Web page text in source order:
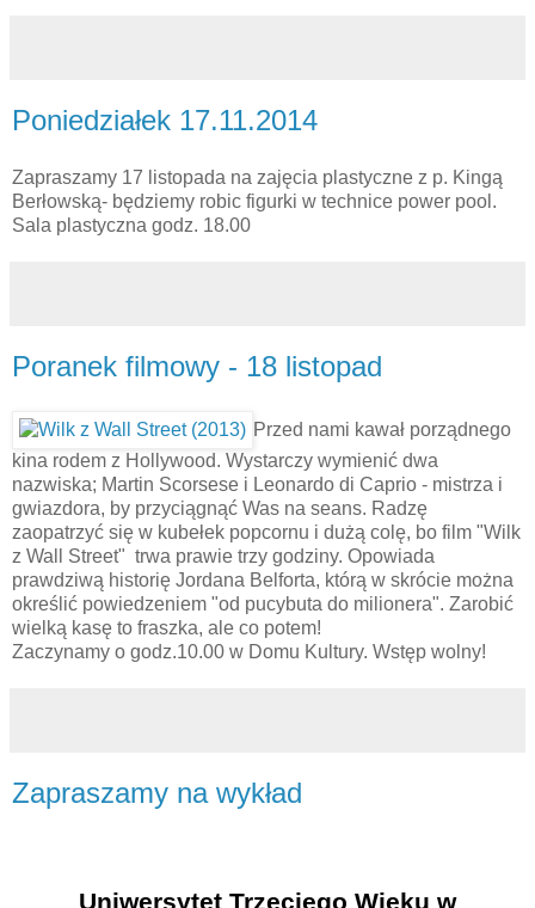
Poniedziałek 17.11.2014
Zapraszamy 17 listopada na zajęcia plastyczne z p. Kingą
Berłowską- będziemy robic figurki w technice power pool.
Sala plastyczna godz. 18.00
Poranek filmowy - 18 listopad
Przed nami kawał porządnego
kina rodem z Hollywood. Wystarczy wymienić dwa
nazwiska; Martin Scorsese i Leonardo di Caprio - mistrza i
gwiazdora, by przyciągnąć Was na seans. Radzę
zaopatrzyć się w kubełek popcornu i dużą colę, bo film "Wilk
z Wall Street" trwa prawie trzy godziny. Opowiada
prawdziwą historię Jordana Belforta, którą w skrócie można
określić powiedzeniem "od pucybuta do milionera". Zarobić
wielką kasę to fraszka, ale co potem!
Zaczynamy o godz.10.00 w Domu Kultury. Wstęp wolny!
Zapraszamy na wykład
Uniwersytet Trzeciego Wieku w